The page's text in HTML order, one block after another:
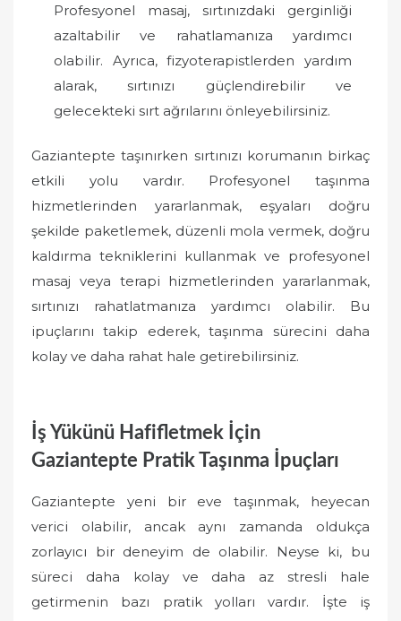
Profesyonel masaj, sırtınızdaki gerginliği
azaltabilir ve rahatlamanıza yardımcı
olabilir. Ayrıca, fizyoterapistlerden yardım
alarak, sırtınızı güçlendirebilir ve
gelecekteki sırt ağrılarını önleyebilirsiniz.
Gaziantepte taşınırken sırtınızı korumanın birkaç
etkili yolu vardır. Profesyonel taşınma
hizmetlerinden yararlanmak, eşyaları doğru
şekilde paketlemek, düzenli mola vermek, doğru
kaldırma tekniklerini kullanmak ve profesyonel
masaj veya terapi hizmetlerinden yararlanmak,
sırtınızı rahatlatmanıza yardımcı olabilir. Bu
ipuçlarını takip ederek, taşınma sürecini daha
kolay ve daha rahat hale getirebilirsiniz.
İş Yükünü Hafifletmek İçin
Gaziantepte Pratik Taşınma İpuçları
Gaziantepte yeni bir eve taşınmak, heyecan
verici olabilir, ancak aynı zamanda oldukça
zorlayıcı bir deneyim de olabilir. Neyse ki, bu
süreci daha kolay ve daha az stresli hale
getirmenin bazı pratik yolları vardır. İşte iş